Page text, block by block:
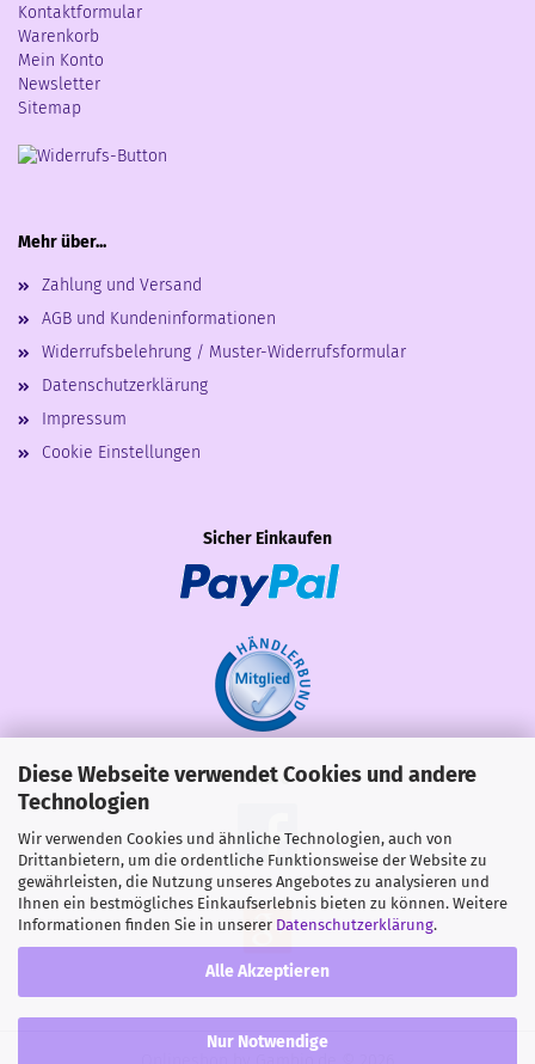
Diese Webseite verwendet Cookies und andere
Technologien
Wir verwenden Cookies und ähnliche Technologien, auch von
Drittanbietern, um die ordentliche Funktionsweise der Website zu
gewährleisten, die Nutzung unseres Angebotes zu analysieren und
Ihnen ein bestmögliches Einkaufserlebnis bieten zu können. Weitere
Informationen finden Sie in unserer Datenschutzerklärung.
Alle Akzeptieren
Nur Notwendige
Kontaktformular
Warenkorb
Mein Konto
Newsletter
Sitemap
Mehr über...
Zahlung und Versand
AGB und Kundeninformationen
Widerrufsbelehrung / Muster-Widerrufsformular
Datenschutzerklärung
Impressum
Cookie Einstellungen
Sicher Einkaufen
Share